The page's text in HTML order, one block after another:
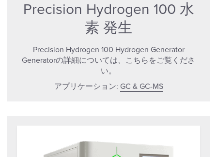
Precision Hydrogen 100 水
素 発生
Precision Hydrogen 100 Hydrogen Generator
Generatorの詳細については、こちらをご覧くださ
い。
アプリケーション: GC & GC-MS